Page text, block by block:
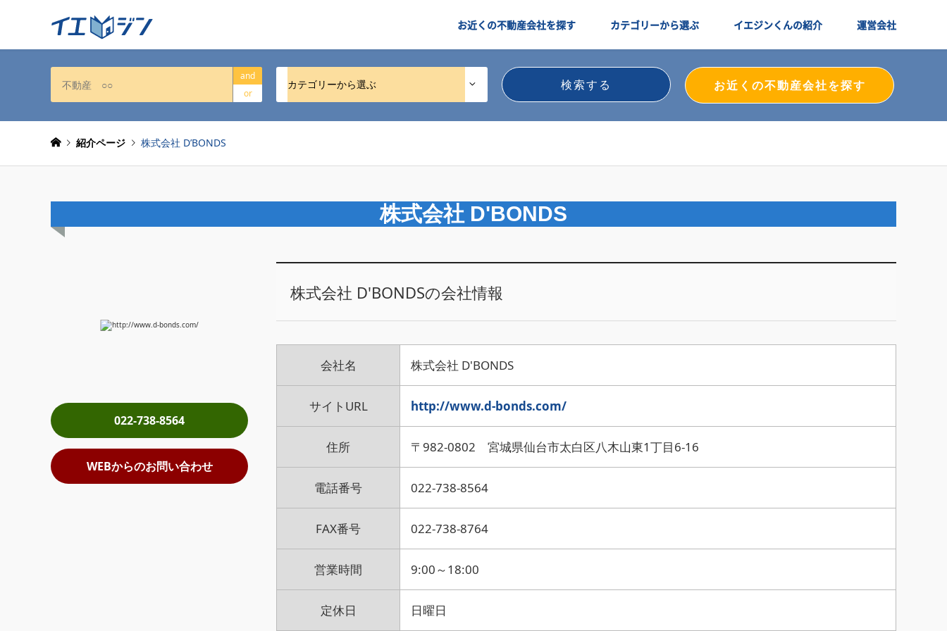
お近くの不動産会社を探す カテゴリーから選ぶ イエジンくんの紹介 運営会社
and
or
カテゴリーから選ぶ お近くの不動産会社を探す
紹介ページ 株式会社 D’BONDS
株式会社 D'BONDS
022-738-8564
WEBからのお問い合わせ
株式会社 D'BONDSの会社情報
会社名 株式会社 D'BONDS
サイトURL http://www.d-bonds.com/
住所 〒982-0802 宮城県仙台市太白区八木山東1丁目6-16
電話番号 022-738-8564
FAX番号 022-738-8764
営業時間 9:00～18:00
定休日 日曜日